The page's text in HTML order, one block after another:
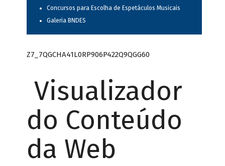
Concursos para Escolha de Espetáculos Musicais
Galeria BNDES
Z7_7QGCHA41L0RP906P422Q9QGG60
Visualizador
do Conteúdo
da Web